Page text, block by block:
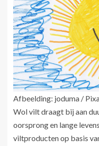
Afbeelding: joduma /
Wol vilt draagt bij aan
oorsprong en lange
viltproducten op basis